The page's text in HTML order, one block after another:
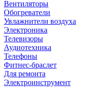
Вентиляторы
Обогреватели
Увлажнители воздуха
Электроника
Телевизоры
Аудиотехника
Телефоны
Фитнес-браслет
Для ремонта
Электроинструмент